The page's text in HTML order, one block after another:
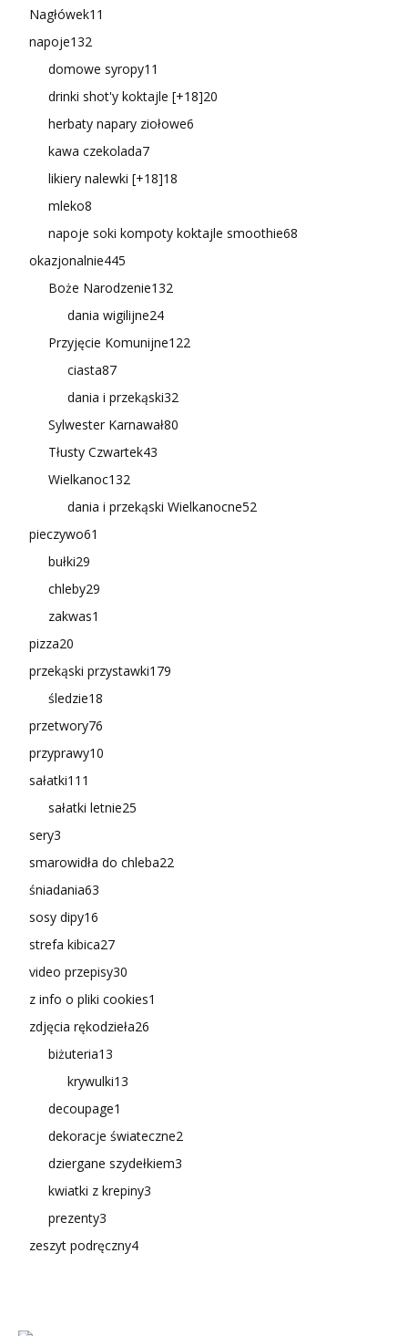
Nagłówek11
napoje132
domowe syropy11
drinki shot'y koktajle [+18]20
herbaty napary ziołowe6
kawa czekolada7
likiery nalewki [+18]18
mleko8
napoje soki kompoty koktajle smoothie68
okazjonalnie445
Boże Narodzenie132
dania wigilijne24
Przyjęcie Komunijne122
ciasta87
dania i przekąski32
Sylwester Karnawał80
Tłusty Czwartek43
Wielkanoc132
dania i przekąski Wielkanocne52
pieczywo61
bułki29
chleby29
zakwas1
pizza20
przekąski przystawki179
śledzie18
przetwory76
przyprawy10
sałatki111
sałatki letnie25
sery3
smarowidła do chleba22
śniadania63
sosy dipy16
strefa kibica27
video przepisy30
z info o pliki cookies1
zdjęcia rękodzieła26
biżuteria13
krywulki13
decoupage1
dekoracje świateczne2
dziergane szydełkiem3
kwiatki z krepiny3
prezenty3
zeszyt podręczny4